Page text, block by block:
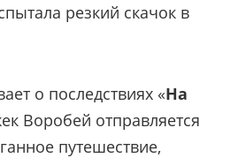
резкий скачок в
о последствиях «На
Воробей отправляется
путешествие,